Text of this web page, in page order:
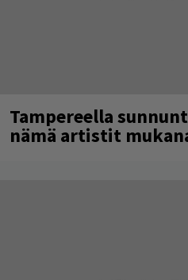
Tampereella
nämä artistit